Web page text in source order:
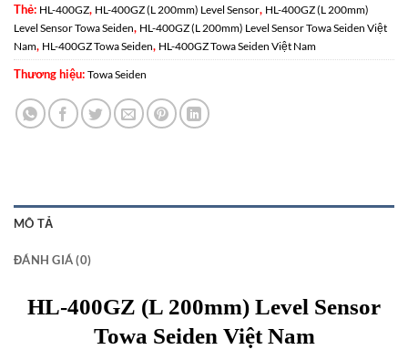
Thẻ: HL-400GZ, HL-400GZ (L 200mm) Level Sensor, HL-400GZ (L 200mm)
Level Sensor Towa Seiden, HL-400GZ (L 200mm) Level Sensor Towa Seiden Việt
Nam, HL-400GZ Towa Seiden, HL-400GZ Towa Seiden Việt Nam
Thương hiệu: Towa Seiden
MÔ TẢ
ĐÁNH GIÁ (0)
HL-400GZ (L 200mm) Level Sensor
Towa Seiden Việt Nam